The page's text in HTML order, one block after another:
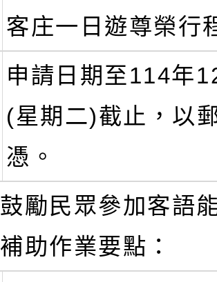
客庄一日遊尊榮行
申請日期至114年
(星期二)截止，以
憑。
鼓勵民眾參加客語
補助作業要點：